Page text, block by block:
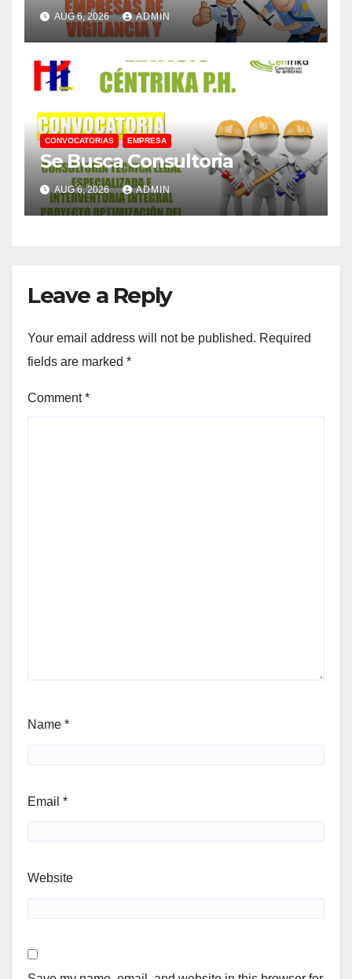
AUG 6, 2026 ADMIN
CONVOCATORIAS EMPRESA
Se Busca Consultoria
AUG 6, 2026 ADMIN
Leave a Reply
Your email address will not be published. Required
fields are marked *
Comment*
Name *
Email *
Website